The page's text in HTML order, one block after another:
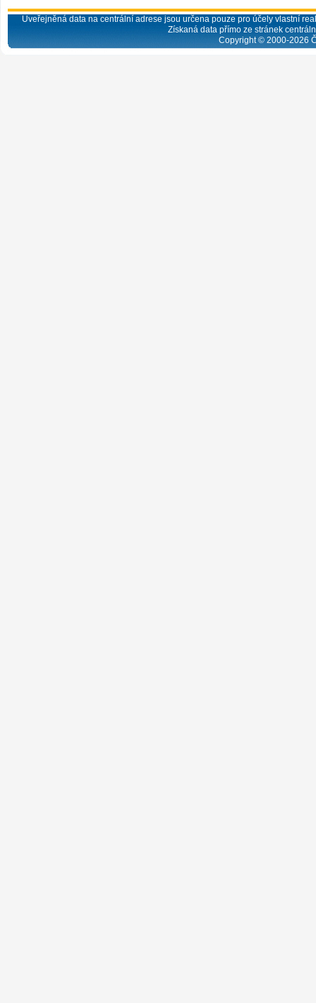
Uveřejněná data na centrální adrese jsou určena pouze pro účely vlastní
Získaná data přímo ze stránek
Copyright © 2000-2026